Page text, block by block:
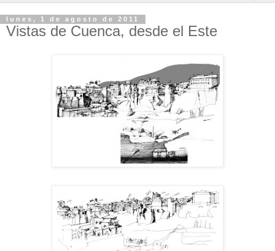
lunes, 1 de agosto de 2011
Vistas de Cuenca, desde el Este